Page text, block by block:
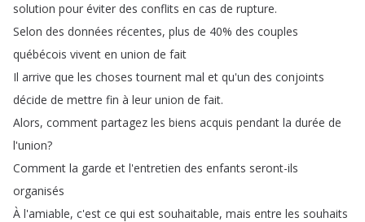
solution pour éviter des conflits en cas de rupture.
Selon des données récentes, plus de 40% des couples
québécois vivent en union de fait
Il arrive que les choses tournent mal et qu'un des conjoints
décide de mettre fin à leur union de fait.
Alors, comment partagez les biens acquis pendant la durée de
l'union?
Comment la garde et l'entretien des enfants seront-ils
organisés
À l'amiable, c'est ce qui est souhaitable, mais entre les souhaits